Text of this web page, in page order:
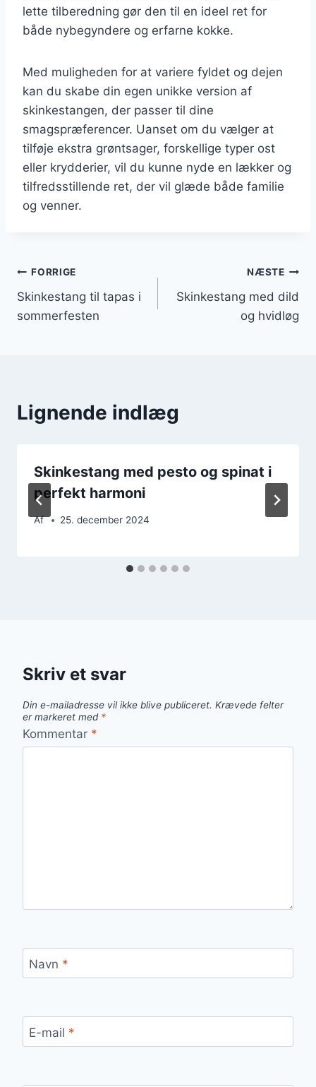
lette tilberedning gør den til en ideel ret for
både nybegyndere og erfarne kokke.
Med muligheden for at variere fyldet og dejen
kan du skabe din egen unikke version af
skinkestangen, der passer til dine
smagspræferencer. Uanset om du vælger at
tilføje ekstra grøntsager, forskellige typer ost
eller krydderier, vil du kunne nyde en lækker og
tilfredsstillende ret, der vil glæde både familie
og venner.
Indlægsnavigation
FORRIGE
Skinkestang til tapas i
sommerfesten
NÆSTE
Skinkestang med dild
og hvidløg
Lignende indlæg
Skinkestang med pesto og spinat i
perfekt harmoni
Af 25. december 2024
Skriv et svar
Din e-mailadresse vil ikke blive publiceret. Krævede felter
er markeret med *
Kommentar *
Navn *
E-mail *